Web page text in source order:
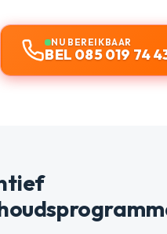
NU BEREIKBAAR
BEL 085 019 74